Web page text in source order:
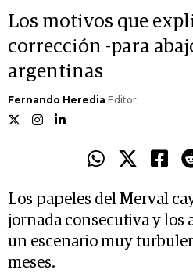
Los motivos que
corrección -para
argentinas
Fernando Heredia Editor
Los papeles del Merval
jornada consecutiva y los
un escenario muy
meses.